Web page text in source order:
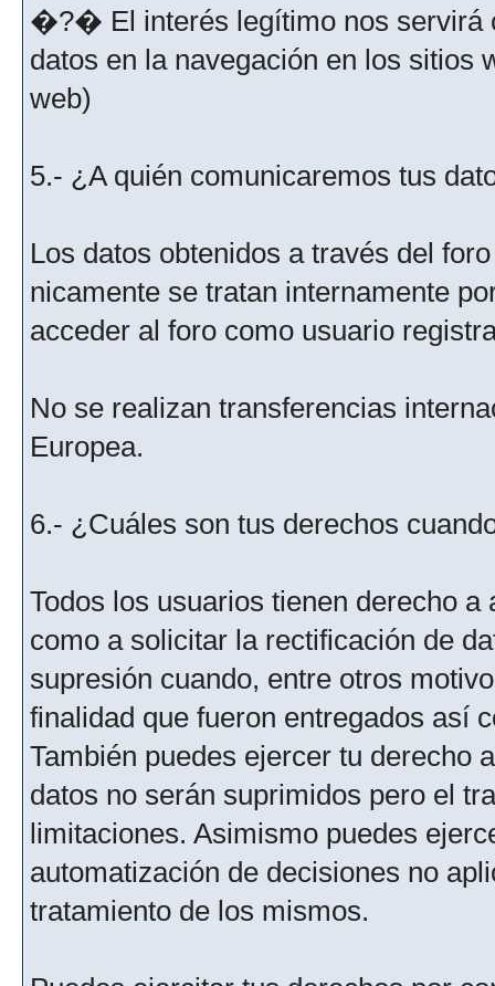
�?� El interés legítimo nos servirá
datos en la navegación en los sitios
web)
5.- ¿A quién comunicaremos tus
Los datos obtenidos a través del
nicamente se tratan internamente
acceder al foro como usuario
No se realizan transferencias
Europea.
6.- ¿Cuáles son tus derechos
Todos los usuarios tienen derecho
como a solicitar la rectificación de
supresión cuando, entre otros
finalidad que fueron entregados así
También puedes ejercer tu derecho
datos no serán suprimidos pero el
limitaciones. Asimismo puedes
automatización de decisiones no
tratamiento de los mismos.